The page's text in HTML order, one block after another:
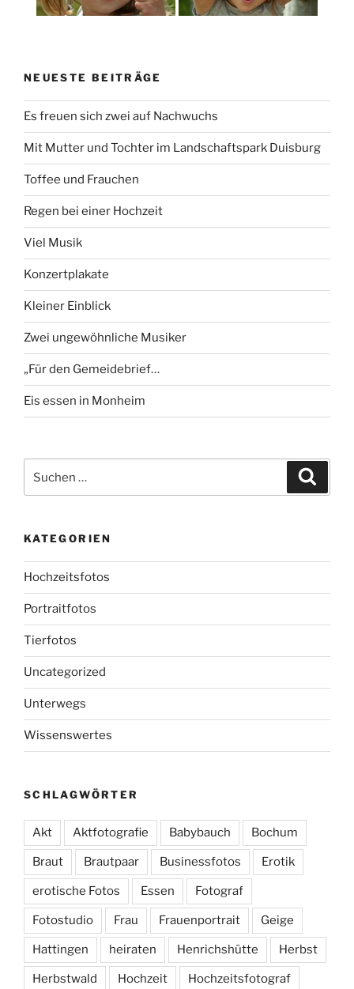
NEUESTE BEITRÄGE
Es freuen sich zwei auf Nachwuchs
Mit Mutter und Tochter im Landschaftspark Duisburg
Toffee und Frauchen
Regen bei einer Hochzeit
Viel Musik
Konzertplakate
Kleiner Einblick
Zwei ungewöhnliche Musiker
„Für den Gemeidebrief…
Eis essen in Monheim
nach:
KATEGORIEN
Hochzeitsfotos
Portraitfotos
Tierfotos
Uncategorized
Unterwegs
Wissenswertes
SCHLAGWÖRTER
Akt Aktfotografie Babybauch Bochum
Braut Brautpaar Businessfotos Erotik
erotische Fotos Essen Fotograf
Fotostudio Frau Frauenportrait Geige
Hattingen heiraten Henrichshütte Herbst
Herbstwald Hochzeit Hochzeitsfotograf